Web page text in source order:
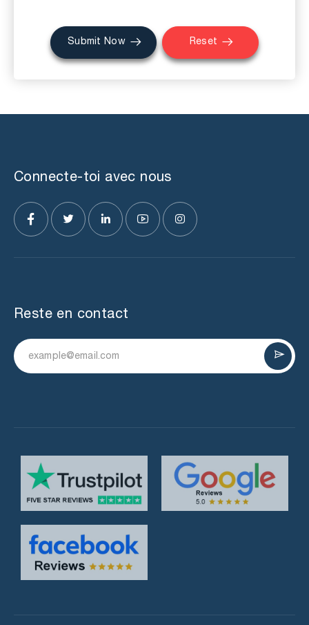
Submit Now Reset
Connecte-toi avec nous
Reste en contact